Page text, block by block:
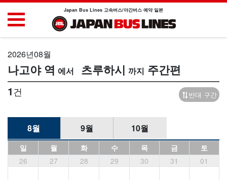
Japan Bus Lines 고속버스/야간버스 예약 일본
2026년08월
나고야 역 츠루하시 주간편
1건 반대 구간
8월 9월 10월
일 월 화 수 목 금
토
26
27 28 29 30 31 01